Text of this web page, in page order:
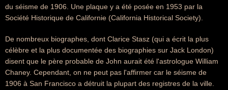
du séisme de 1906. Une plaque y a été posée en 1953 par la
Société Historique de Californie (California Historical Society).
De nombreux biographes, dont Clarice Stasz (qui a écrit la plus
célèbre et la plus documentée des biographies sur Jack London)
disent que le père probable de John aurait été l'astrologue William
Chaney. Cependant, on ne peut pas l'affirmer car le séisme de
1906 à San Francisco a détruit la plupart des registres de la ville.